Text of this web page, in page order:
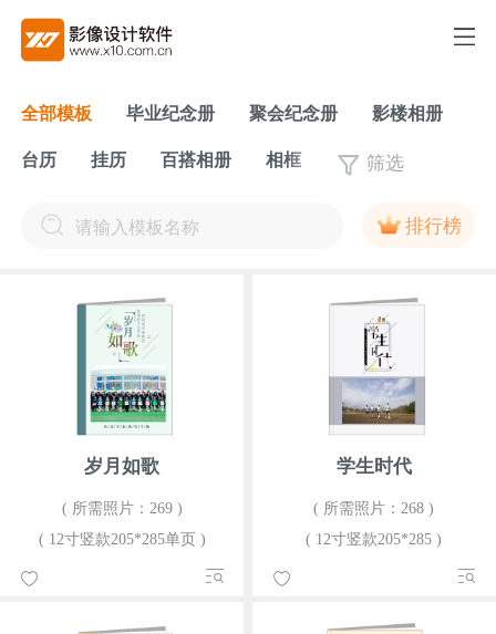
全部模板 毕业纪念册 聚会纪念册 影楼相册
台历 挂历 百搭相册 相框 筛选
排行榜
岁月如歌
( 所需照片：269 )
( 12寸竖款205*285单页 )
学生时代
( 所需照片：268 )
( 12寸竖款205*285 )